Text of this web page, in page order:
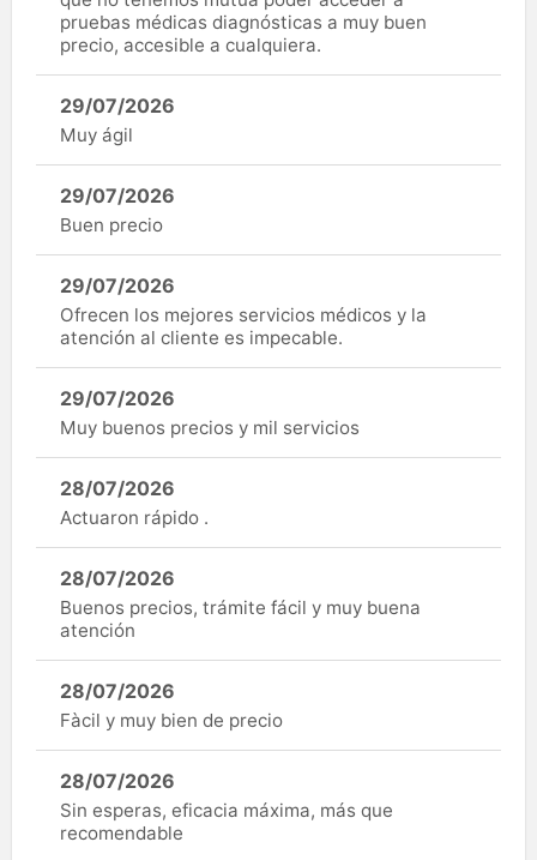
pruebas médicas diagnósticas a muy buen
precio, accesible a cualquiera.
29/07/2026
Muy ágil
29/07/2026
Buen precio
29/07/2026
Ofrecen los mejores servicios médicos y la
atención al cliente es impecable.
29/07/2026
Muy buenos precios y mil servicios
28/07/2026
Actuaron rápido .
28/07/2026
Buenos precios, trámite fácil y muy buena
atención
28/07/2026
Fàcil y muy bien de precio
28/07/2026
Sin esperas, eficacia máxima, más que
recomendable